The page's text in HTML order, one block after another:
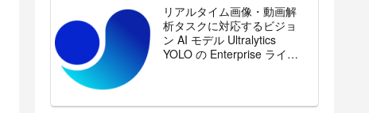
リアルタイム画像・動画解
析タスクに対応するビジョ
ン AI モデル Ultralytics
YOLO の Enterprise ライセ